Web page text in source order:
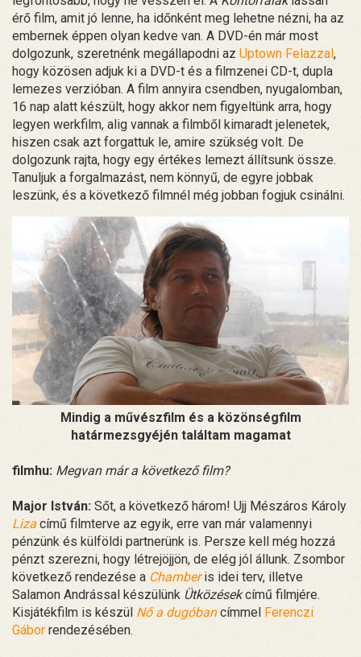
érő film, amit jó lenne, ha időnként meg lehetne nézni, ha az
embernek éppen olyan kedve van. A DVD-én már most
dolgozunk, szeretnénk megállapodni az Uptown Felazzal ,
hogy közösen adjuk ki a DVD-t és a filmzenei CD-t, dupla
lemezes verzióban. A film annyira csendben, nyugalomban,
16 nap alatt készült, hogy akkor nem figyeltünk arra, hogy
legyen werkfilm, alig vannak a filmből kimaradt jelenetek,
hiszen csak azt forgattuk le, amire szükség volt. De
dolgozunk rajta, hogy egy értékes lemezt állítsunk össze.
Tanuljuk a forgalmazást, nem könnyű, de egyre jobbak
leszünk, és a következő filmnél még jobban fogjuk csinálni.
Mindig a művészfilm és a közönségfilm
határmezsgyéjén találtam magamat
filmhu: Megvan már a következő film?
Major István: Sőt, a következő három! Ujj Mészáros Károly
Liza című filmterve az egyik, erre van már valamennyi
pénzünk és külföldi partnerünk is. Persze kell még hozzá
pénzt szerezni, hogy létrejöjjön, de elég jól állunk. Zsombor
következő rendezése a Chamberis idei terv, illetve
Salamon Andrással készülünk Ütközésekcímű filmjére.
Kisjátékfilm is készül Nő a dugóbancímmel Ferenczi
Gábor rendezésében.